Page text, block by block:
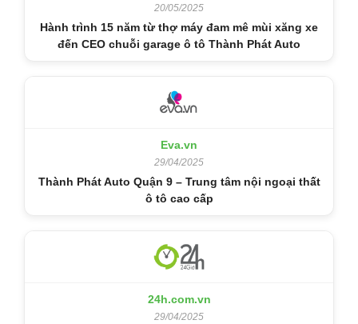
20/05/2025
Hành trình 15 năm từ thợ máy đam mê mùi xăng xe
đến CEO chuỗi garage ô tô Thành Phát Auto
Eva.vn
29/04/2025
Thành Phát Auto Quận 9 – Trung tâm nội ngoại thất
ô tô cao cấp
24h.com.vn
29/04/2025